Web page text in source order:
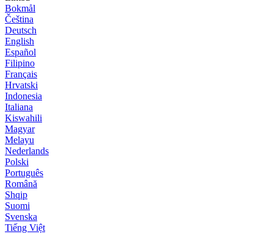
Bokmål
Čeština
Deutsch
English
Español
Filipino
Français
Hrvatski
Indonesia
Italiana
Kiswahili
Magyar
Melayu
Nederlands
Polski
Português
Română
Shqip
Suomi
Svenska
Tiếng Việt